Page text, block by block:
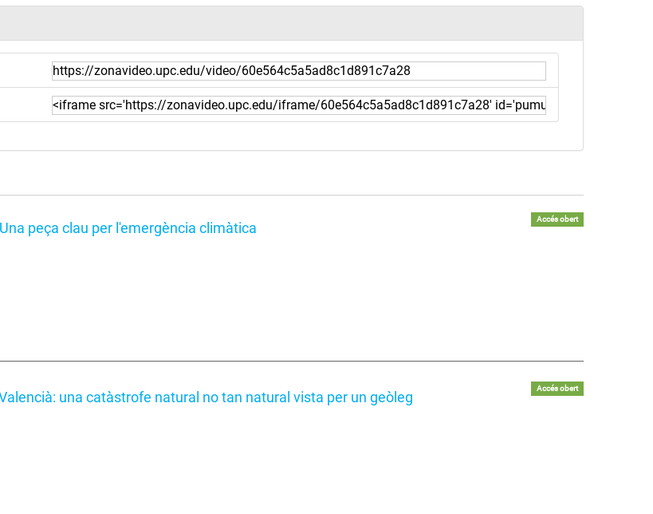
peça clau per l'emergència climàtica
Accés obert
una catàstrofe natural no tan natural vista per un geòleg
Accés obert